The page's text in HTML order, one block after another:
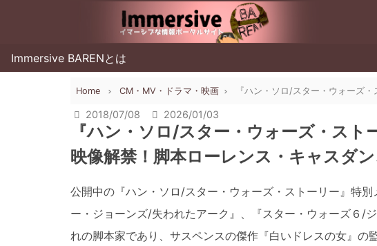
Immersive BARENとは
Home CM・MV・ドラマ・映画 『ハン・ソロ/スター・ウォーズ
2018/07/08 2026/01/03
『ハン・ソロ/スター・ウォーズ・ス
映像解禁！脚本ローレンス・キャスダ
公開中の『ハン・ソロ/スター・ウォーズ・ストーリー』特
ー・ジョーンズ/失われたアーク』、『スター・ウォーズ６/
れの脚本家であり、サスペンスの傑作『白いドレスの女』の